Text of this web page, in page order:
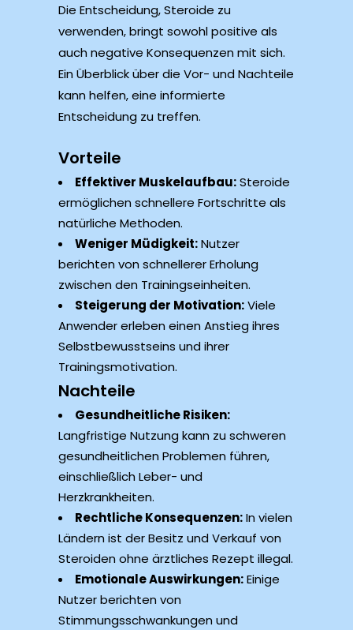
Die Entscheidung, Steroide zu
verwenden, bringt sowohl positive als
auch negative Konsequenzen mit sich.
Ein Überblick über die Vor- und Nachteile
kann helfen, eine informierte
Entscheidung zu treffen.
Vorteile
Effektiver Muskelaufbau:Steroide
ermöglichen schnellere Fortschritte als
natürliche Methoden.
Weniger Müdigkeit:Nutzer
berichten von schnellerer Erholung
zwischen den Trainingseinheiten.
Steigerung der Motivation:Viele
Anwender erleben einen Anstieg ihres
Selbstbewusstseins und ihrer
Trainingsmotivation.
Nachteile
Gesundheitliche Risiken:
Langfristige Nutzung kann zu schweren
gesundheitlichen Problemen führen,
einschließlich Leber- und
Herzkrankheiten.
Rechtliche Konsequenzen:In vielen
Ländern ist der Besitz und Verkauf von
Steroiden ohne ärztliches Rezept illegal.
Emotionale Auswirkungen:Einige
Nutzer berichten von
Stimmungsschwankungen und